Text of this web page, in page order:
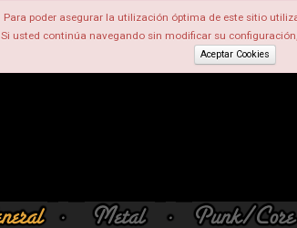
Para poder asegurar la utilización óptima de este sitio
Si usted continúa navegando sin modificar su
Aceptar Cookies